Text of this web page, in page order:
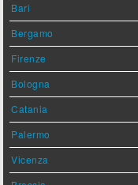
Bari
Bergamo
Firenze
Bologna
Catania
Palermo
Vicenza